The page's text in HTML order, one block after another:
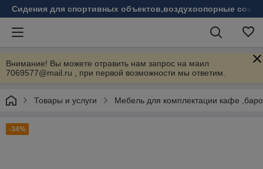
Сидения для спортивных объектов,воздухоопорные
Внимание! Вы можете отравить нам запрос на маил
7069577@mail.ru , при первой возможности мы ответим.
Товары и услуги Мебель для комплектации кафе
-34%